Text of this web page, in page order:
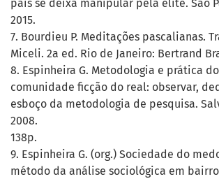
país se deixa manipular pela elite. São
2015.
7. Bourdieu P. Meditações pascalianas.
Miceli. 2a ed. Rio de Janeiro: Bertrand
8. Espinheira G. Metodologia e prática
comunidade ficção do real: observar,
esboço da metodologia de pesquisa.
2008.
138p.
9. Espinheira G. (org.) Sociedade do
método da análise sociológica em